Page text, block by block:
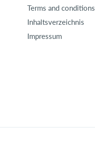
Terms and conditions
Inhaltsverzeichnis
Impressum